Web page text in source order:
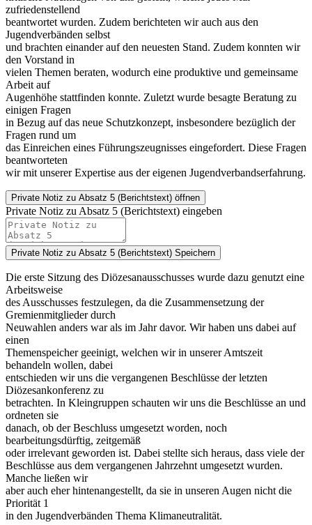
zufriedenstellend
beantwortet wurden. Zudem berichteten wir auch aus den
Jugendverbänden selbst
und brachten einander auf den neuesten Stand. Zudem konnten wir
den Vorstand in
vielen Themen beraten, wodurch eine produktive und gemeinsame
Arbeit auf
Augenhöhe stattfinden konnte. Zuletzt wurde besagte Beratung zu
einigen Fragen
in Bezug auf das neue Schutzkonzept, insbesondere bezüglich der
Fragen rund um
das Einreichen eines Führungszeugnisses eingefordert. Diese Fragen
beantworteten
wir mit unserer Expertise aus der eigenen Jugendverbandserfahrung.
Private Notiz zu Absatz 5 (Berichtstext) öffnen
Private Notiz zu Absatz 5 (Berichtstext) eingeben
Private Notiz zu Absatz 5 (Berichtstext) Speichern
Die erste Sitzung des Diözesanausschusses wurde dazu genutzt eine
Arbeitsweise
des Ausschusses festzulegen, da die Zusammensetzung der
Gremienmitglieder durch
Neuwahlen anders war als im Jahr davor. Wir haben uns dabei auf
einen
Themenspeicher geeinigt, welchen wir in unserer Amtszeit
behandeln wollen, dabei
entschieden wir uns die vergangenen Beschlüsse der letzten
Diözesankonferenz zu
betrachten. In Kleingruppen schauten wir uns die Beschlüsse an und
ordneten sie
danach, ob der Beschluss umgesetzt worden, noch
bearbeitungsdürftig, zeitgemäß
oder irrelevant geworden ist. Dabei stellte sich heraus, dass viele der
Beschlüsse aus dem vergangenen Jahrzehnt umgesetzt wurden.
Manche ließen wir
aber auch eher hintenangestellt, da sie in unseren Augen nicht die
Priorität 1
in den Jugendverbänden Thema Klimaneutralität.